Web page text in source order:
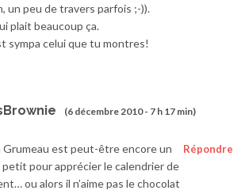
un peu de travers parfois ;-)).
plait beaucoup ça.
sympa celui que tu montres!
(6 décembre 2010 - 7 h 17 min)
Répondre
Grumeau est peut-être encore un
petit pour apprécier le calendrier de
ou alors il n’aime pas le chocolat